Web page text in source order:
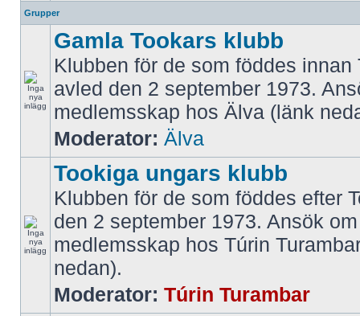
Grupper
Gamla Tookars klubb
Klubben för de som föddes innan
avled den 2 september 1973.
medlemsskap hos Älva (länk
Moderator: Älva
Tookiga ungars klubb
Klubben för de som föddes efter
den 2 september 1973. Ansök om
medlemsskap hos Túrin
nedan).
Moderator: Túrin Turambar